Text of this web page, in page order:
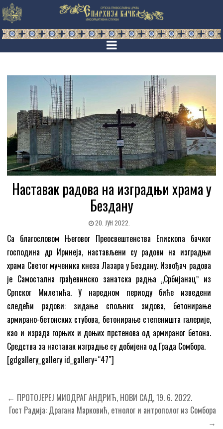
Наставак радова на изградњи храма у
Бездану
20. ЈУН 2022.
Са благословом Његовог Преосвештенства Епископа бачког
господина др Иринеја, настављени су радови на изградњи
храма Светог мученика кнеза Лазара у Бездану. Извођач радова
је Самостална грађевинско занатска радња „Србијанацˮ из
Српског Милетића. У наредном периоду биће изведени
следећи радови: зидање спољних зидова, бетонирање
армирано-бетонских стубова, бетонирање степеништа галерије,
као и израда горњих и доњих прстенова од армираног бетона.
Средства за наставак изградње су добијена од Града Сомбора.
[gdgallery_gallery id_gallery=“47″]
Кретање
чланка
← ПРОТОЈЕРЕЈ МИОДРАГ АНДРИЋ, НОВИ САД, 19. 6. 2022.
Гост Радија: Драгана Марковић, етнолог и антрополог из Сомбора
→